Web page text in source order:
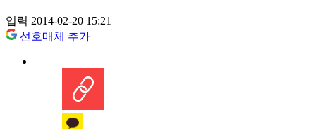
입력 2014-02-20 15:21
선호매체 추가